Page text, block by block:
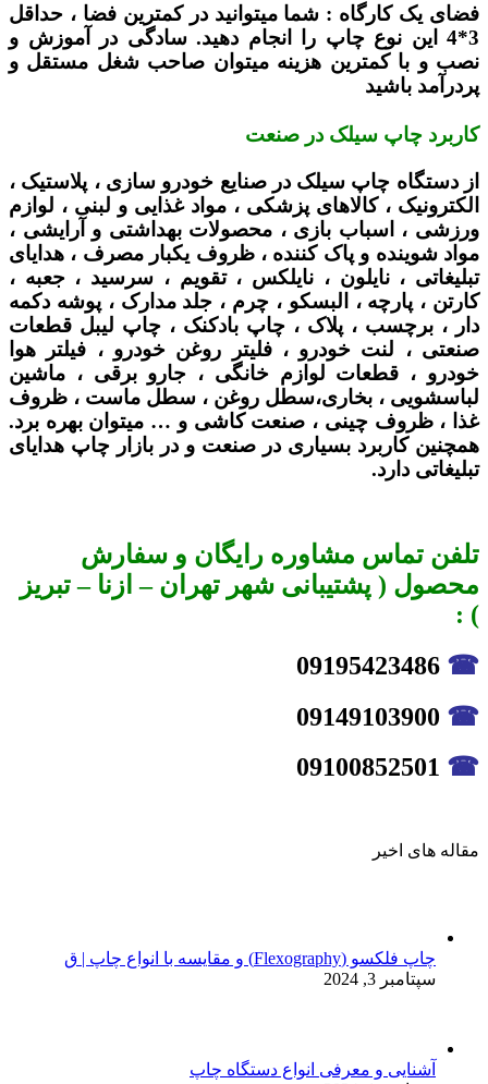
فضای یک کارگاه : شما میتوانید در کمترین فضا ، حداقل
3*4 این نوع چاپ را انجام دهید. سادگی در آموزش و
نصب و با کمترین هزینه میتوان صاحب شغل مستقل و
پردرآمد باشید
کاربرد چاپ سیلک در صنعت
از دستگاه چاپ سیلک در صنایع خودرو سازی ، پلاستیک ،
الکترونیک ، کالاهای پزشکی ، مواد غذایی و لبنی ، لوازم
ورزشی ، اسباب بازی ، محصولات بهداشتی و آرایشی ،
مواد شوینده و پاک کننده ، ظروف یکبار مصرف ، هدایای
تبلیغاتی ، نایلون ، نایلکس ، تقویم ، سرسید ، جعبه ،
کارتن ، پارچه ، البسکو ، چرم ، جلد مدارک ، پوشه دکمه
دار ، برچسب ، پلاک ، چاپ بادکنک ، چاپ لیبل قطعات
صنعتی ، لنت خودرو ، فلیتر روغن خودرو ، فیلتر هوا
خودرو ، قطعات لوازم خانگی ، جارو برقی ، ماشین
لباسشویی ، بخاری،سطل روغن ، سطل ماست ، ظروف
غذا ، ظروف چینی ، صنعت کاشی و … میتوان بهره برد.
همچنین کاربرد بسیاری در صنعت و در بازار چاپ هدایای
تبلیغاتی دارد.
تلفن تماس مشاوره رایگان و سفارش
محصول ( پشتیبانی شهر تهران – ازنا – تبریز
) :
☎
☎
☎
مقاله های اخیر
چاپ فلکسو (Flexography) و مقایسه با انواع چاپ | ق
سپتامبر 3, 2024
آشنایی و معرفی انواع دستگاه چاپ